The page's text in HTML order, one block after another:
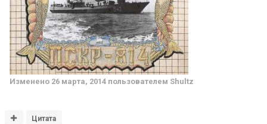
Изменено 26 марта, 2014 пользователем Shultz
Цитата